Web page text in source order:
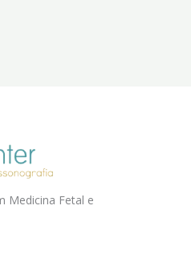
Medicina Fetal e